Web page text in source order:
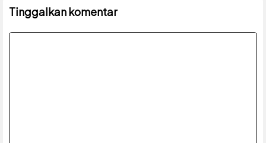
Tinggalkan komentar
Komentar